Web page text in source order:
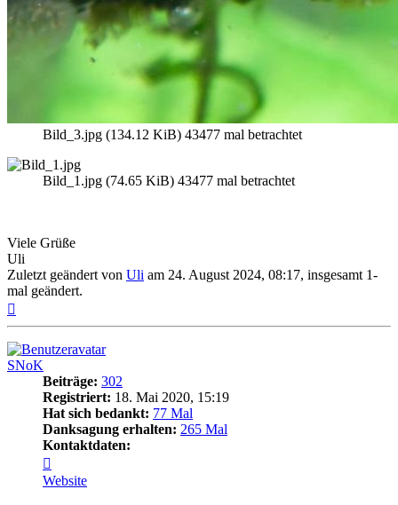
Bild_3.jpg (134.12 KiB) 43477 mal betrachtet
Bild_1.jpg (74.65 KiB) 43477 mal betrachtet
Viele Grüße
Uli
Zuletzt geändert von Uli am 24. August 2024, 08:17, insgesamt 1-
mal geändert.
SNoK
Beiträge: 302
Registriert: 18. Mai 2020, 15:19
Hat sich bedankt: 77 Mal
Danksagung erhalten: 265 Mal
Kontaktdaten:
von
SNoK
Website